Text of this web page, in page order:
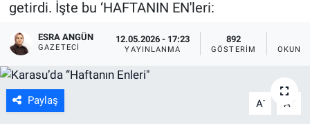
getirdi. İşte bu ‘HAFTANIN EN'leri:
ESRA ANGÜN
GAZETECI
12.05.2026 - 17:23
YAYINLANMA
892
GÖSTERIM
Paylaş A- A +